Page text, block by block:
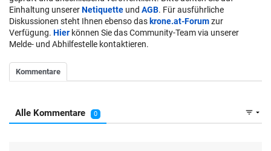
Einhaltung unsererNetiquette und AGB. Für ausführliche
Diskussionen steht Ihnen ebenso das krone.at-Forumzur
Verfügung. Hier können Sie das Community-Team via unserer
Melde- und Abhilfestelle kontaktieren.